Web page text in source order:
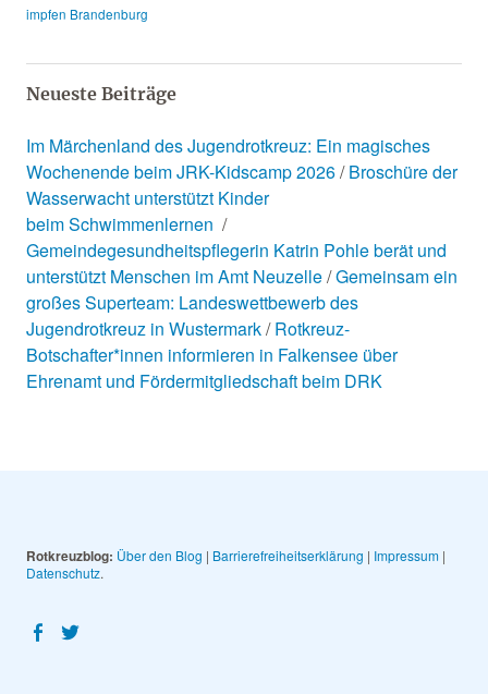
impfen Brandenburg
Neueste Beiträge
Im Märchenland des Jugendrotkreuz: Ein magisches
Wochenende beim JRK-Kidscamp 2026 Broschüre der
Wasserwacht unterstützt Kinder
beim Schwimmenlernen
Gemeindegesundheitspflegerin Katrin Pohle berät und
unterstützt Menschen im Amt Neuzelle Gemeinsam ein
großes Superteam: Landeswettbewerb des
Jugendrotkreuz in Wustermark Rotkreuz-
Botschafter*innen informieren in Falkensee über
Ehrenamt und Fördermitgliedschaft beim DRK
Rotkreuzblog: Über den Blog | Barrierefreiheitserklärung | Impressum|
Datenschutz